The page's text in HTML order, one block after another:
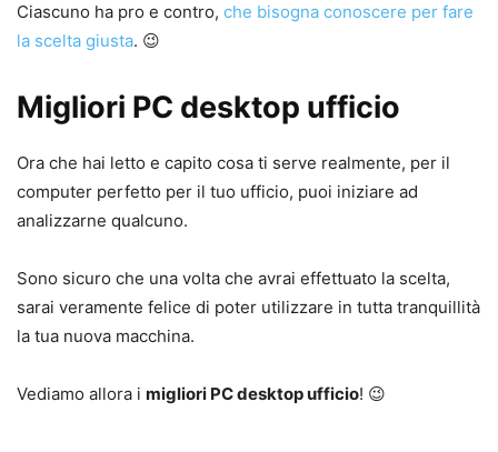
Ciascuno ha pro e contro, che bisogna conoscere per fare
la scelta giusta. 😉
Migliori PC desktop ufficio
Ora che hai letto e capito cosa ti serve realmente, per il
computer perfetto per il tuo ufficio, puoi iniziare ad
analizzarne qualcuno.
Sono sicuro che una volta che avrai effettuato la scelta,
sarai veramente felice di poter utilizzare in tutta tranquillità
la tua nuova macchina.
Vediamo allora i migliori PC desktop ufficio! 😉